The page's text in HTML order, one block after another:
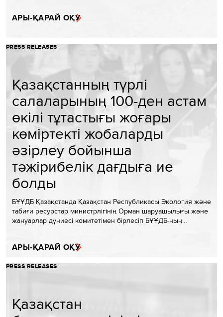
АРЫ-ҚАРАЙ ОҚУ
PRESS RELEASES
Қазақстанның түрлі
салаларының 100-ден астам
өкілі тұтастығы жоғары
көміртекті жобаларды
әзірлеу бойынша
тәжірибелік дағдыға ие
болды
БҰҰДБ Қазақстанда Қазақстан Республикасы Экология және
табиғи ресурстар министрлігінің Орман шаруашылығы және
жануарлар дүниесі комитетімен бірлесіп БҰҰДБ-ның…
АРЫ-ҚАРАЙ ОҚУ
PRESS RELEASES
Қазақстан